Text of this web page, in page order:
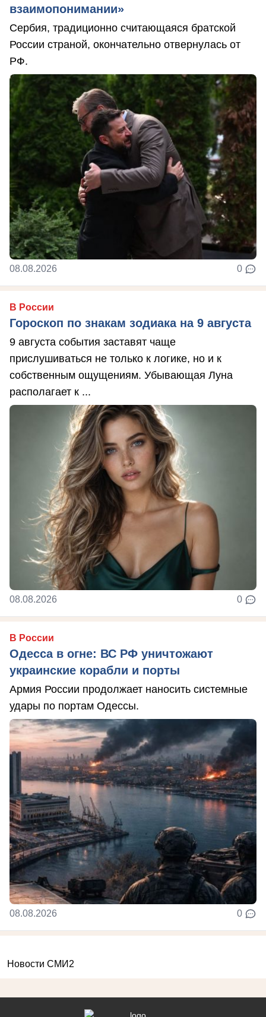
взаимопонимании»
Сербия, традиционно считающаяся братской
России страной, окончательно отвернулась от
РФ.
08.08.2026 0
В России
Гороскоп по знакам зодиака на 9 августа
9 августа события заставят чаще
прислушиваться не только к логике, но и к
собственным ощущениям. Убывающая Луна
располагает к ...
08.08.2026 0
В России
Одесса в огне: ВС РФ уничтожают
украинские корабли и порты
Армия России продолжает наносить системные
удары по портам Одессы.
08.08.2026 0
Новости СМИ2